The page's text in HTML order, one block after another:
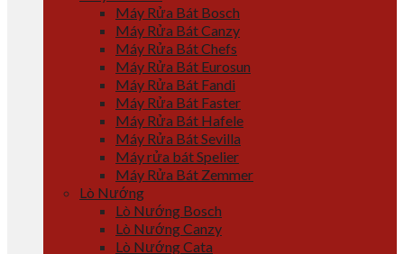
Máy Rửa Bát Bosch
Máy Rửa Bát Canzy
Máy Rửa Bát Chefs
Máy Rửa Bát Eurosun
Máy Rửa Bát Fandi
Máy Rửa Bát Faster
Máy Rửa Bát Hafele
Máy Rửa Bát Sevilla
Máy rửa bát Spelier
Máy Rửa Bát Zemmer
Lò Nướng
Lò Nướng Bosch
Lò Nướng Canzy
Lò Nướng Cata